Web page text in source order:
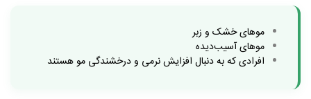
موهای خشک و زبر
موهای آسیب‌دیده
افرادی که به دنبال افزایش نرمی و درخشندگی مو هستند